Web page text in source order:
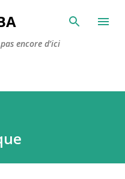
principal
encore d’ici